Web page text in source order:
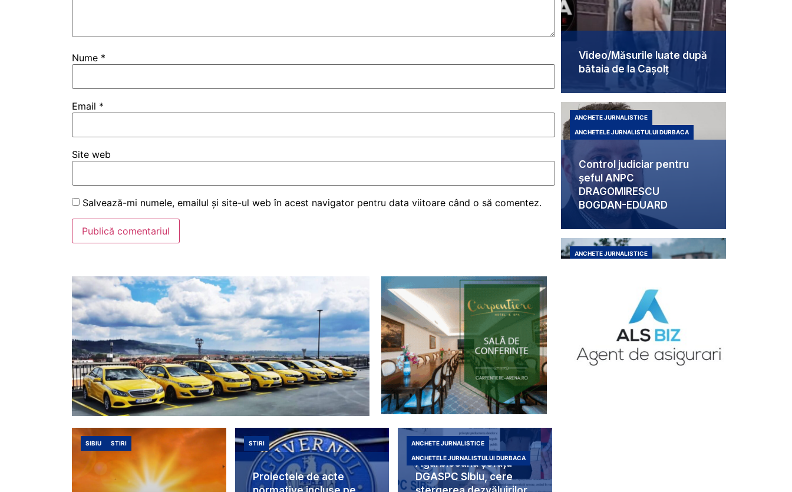
Nume *
Email *
Site web
Salvează-mi numele, emailul și site-ul web în acest navigator pentru data viitoare când o să comentez.
Video/Măsurile luate după
bătaia de la Cașolț
Control judiciar pentru
șeful ANPC
DRAGOMIRESCU
BOGDAN-EDUARD
ANCHETE JURNALISTICE
ANCHETELE JURNALISTULUI DURBACA
Copilul unei mame 19 ani
însărcinată a IV-a oară,
înecat la doar 5 anișori –
Avem DGASPC la Sibiu?
ANCHETE JURNALISTICE
SIBIU STIRI
Proiectele de acte
STIRI
Duduia Liliana
Agârbiceanu șefuța
DGASPC Sibiu, cere
ANCHETE JURNALISTICE
ANCHETELE JURNALISTULUI DURBACA